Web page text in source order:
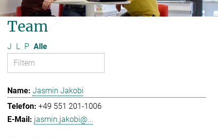
Team
J L P Alle
Jasmin Jakobi
+49 551 201-1006
jasmin.jakobi@...